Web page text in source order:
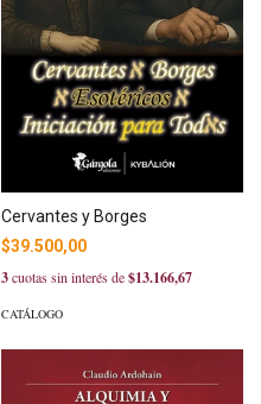
Cervantes y Borges
$39.500,00
3cuotas sin interés de$13.166,67
CATÁLOGO